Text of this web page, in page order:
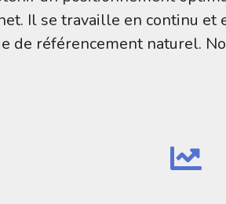
Il se travaille en continu et
de référencement naturel.